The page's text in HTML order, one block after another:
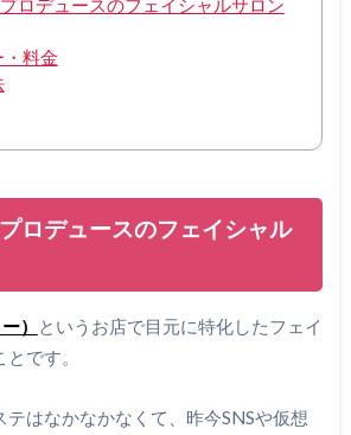
ロデュースのフェイシャルサロン
料金
ロデュースのフェイシャル
）
というお店で目元に特化したフェイ
です。
テはなかなかなくて、昨今SNSや仮想